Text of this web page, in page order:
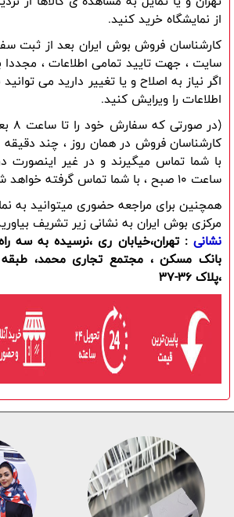
از نمایشگاه خرید کنید.
اطلاعات را ویرایش کنید.
ساعت 10 صبح ، با شما تماس گرفته خواهد شد).
همچنین برای مراجعه حضوری میتوانید به
مرکزی بوش ایران به نشانی زیر تشریف
نشانی: تهران،خیابان ری ،نرسیده به سه
بانک مسکن ، مجتمع تجاری محمد، طبقه
،پلاک 36-37